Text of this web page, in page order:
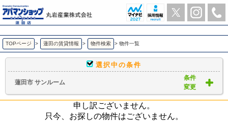
蓮田市 サンルーム ｜賃貸物件一覧｜ アパマンショップ蓮田店-丸岩産業株式会社-
TOPページ > 蓮田の賃貸情報 > 物件検索 > 物件一覧
選択中の条件
蓮田市 サンルーム
条件
変更
申し訳ございません。
只今、お探しの物件はございません。